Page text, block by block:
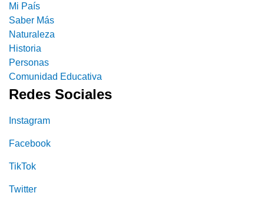
Mi País
Saber Más
Naturaleza
Historia
Personas
Comunidad Educativa
Redes Sociales
Instagram
Facebook
TikTok
Twitter